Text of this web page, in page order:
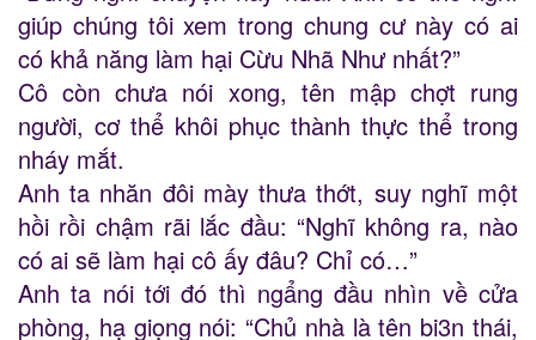
giúp chúng tôi xem trong chung cư này có ai
có khả năng làm hại Cừu Nhã Như nhất?”
Cô còn chưa nói xong, tên mập chợt rung
người, cơ thể khôi phục thành thực thể trong
nháy mắt.
Anh ta nhăn đôi mày thưa thớt, suy nghĩ một
hồi rồi chậm rãi lắc đầu: “Nghĩ không ra, nào
có ai sẽ làm hại cô ấy đâu? Chỉ có…”
Anh ta nói tới đó thì ngẩng đầu nhìn về cửa
phòng, hạ giọng nói: “Chủ nhà là tên bi3n thái,